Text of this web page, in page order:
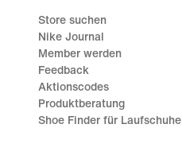
Store suchen
Nike Journal
Member werden
Feedback
Aktionscodes
Produktberatung
Shoe Finder für Laufschuhe